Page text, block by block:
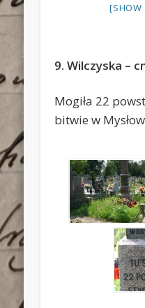
[SHOW
9. Wilczyska –
Mogiła 22
bitwie w